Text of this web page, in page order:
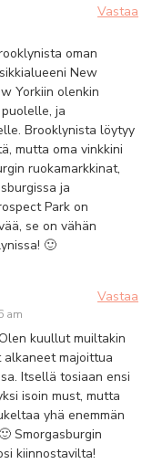
Vastaa
oman
New
Yorkiin olenkin
ja
Brooklynista löytyy
mutta oma vinkkini
ruokamarkkinat,
ja
Park on
se on vähän
🙂
am
Vastaa
kuullut muiltakin
alkaneet majoittua
Itsellä tosiaan ensi
isoin must, mutta
yhä enemmän
Smorgasburgin
kiinnostavilta!